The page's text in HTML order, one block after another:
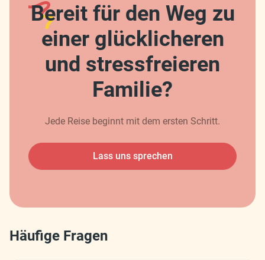
Bereit für den Weg zu
einer glücklicheren
und stressfreieren
Familie?
Jede Reise beginnt mit dem ersten Schritt.
Lass uns sprechen
Häufige Fragen